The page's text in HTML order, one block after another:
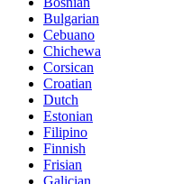
Bulgarian
Cebuano
Chichewa
Corsican
Croatian
Dutch
Estonian
Filipino
Finnish
Frisian